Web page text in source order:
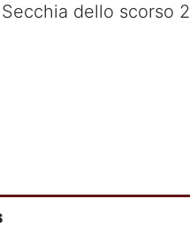
dello scorso 2